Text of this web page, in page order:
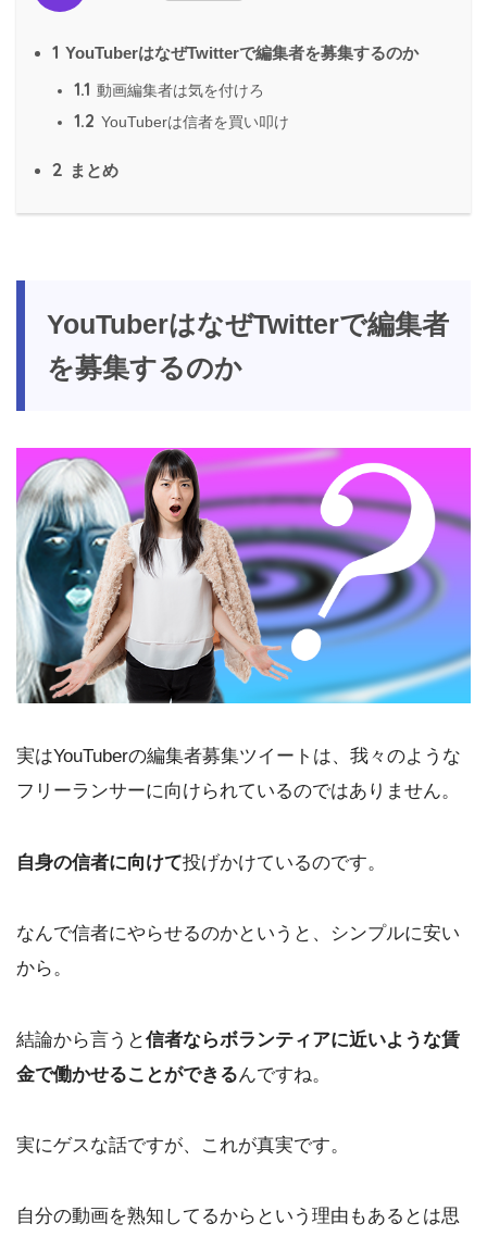
1 YouTuberはなぜTwitterで編集者を募集するのか
1.1 動画編集者は気を付けろ
1.2 YouTuberは信者を買い叩け
2 まとめ
YouTuberはなぜTwitterで編集者
を募集するのか
実はYouTuberの編集者募集ツイートは、我々のような
フリーランサーに向けられているのではありません。
自身の信者に向けて投げかけているのです。
なんで信者にやらせるのかというと、シンプルに安い
から。
結論から言うと信者ならボランティアに近いような賃
金で働かせることができるんですね。
実にゲスな話ですが、これが真実です。
自分の動画を熟知してるからという理由もあるとは思